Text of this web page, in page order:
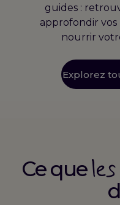
guides :
approfondir vos
nourrir
Explorez
Ce que